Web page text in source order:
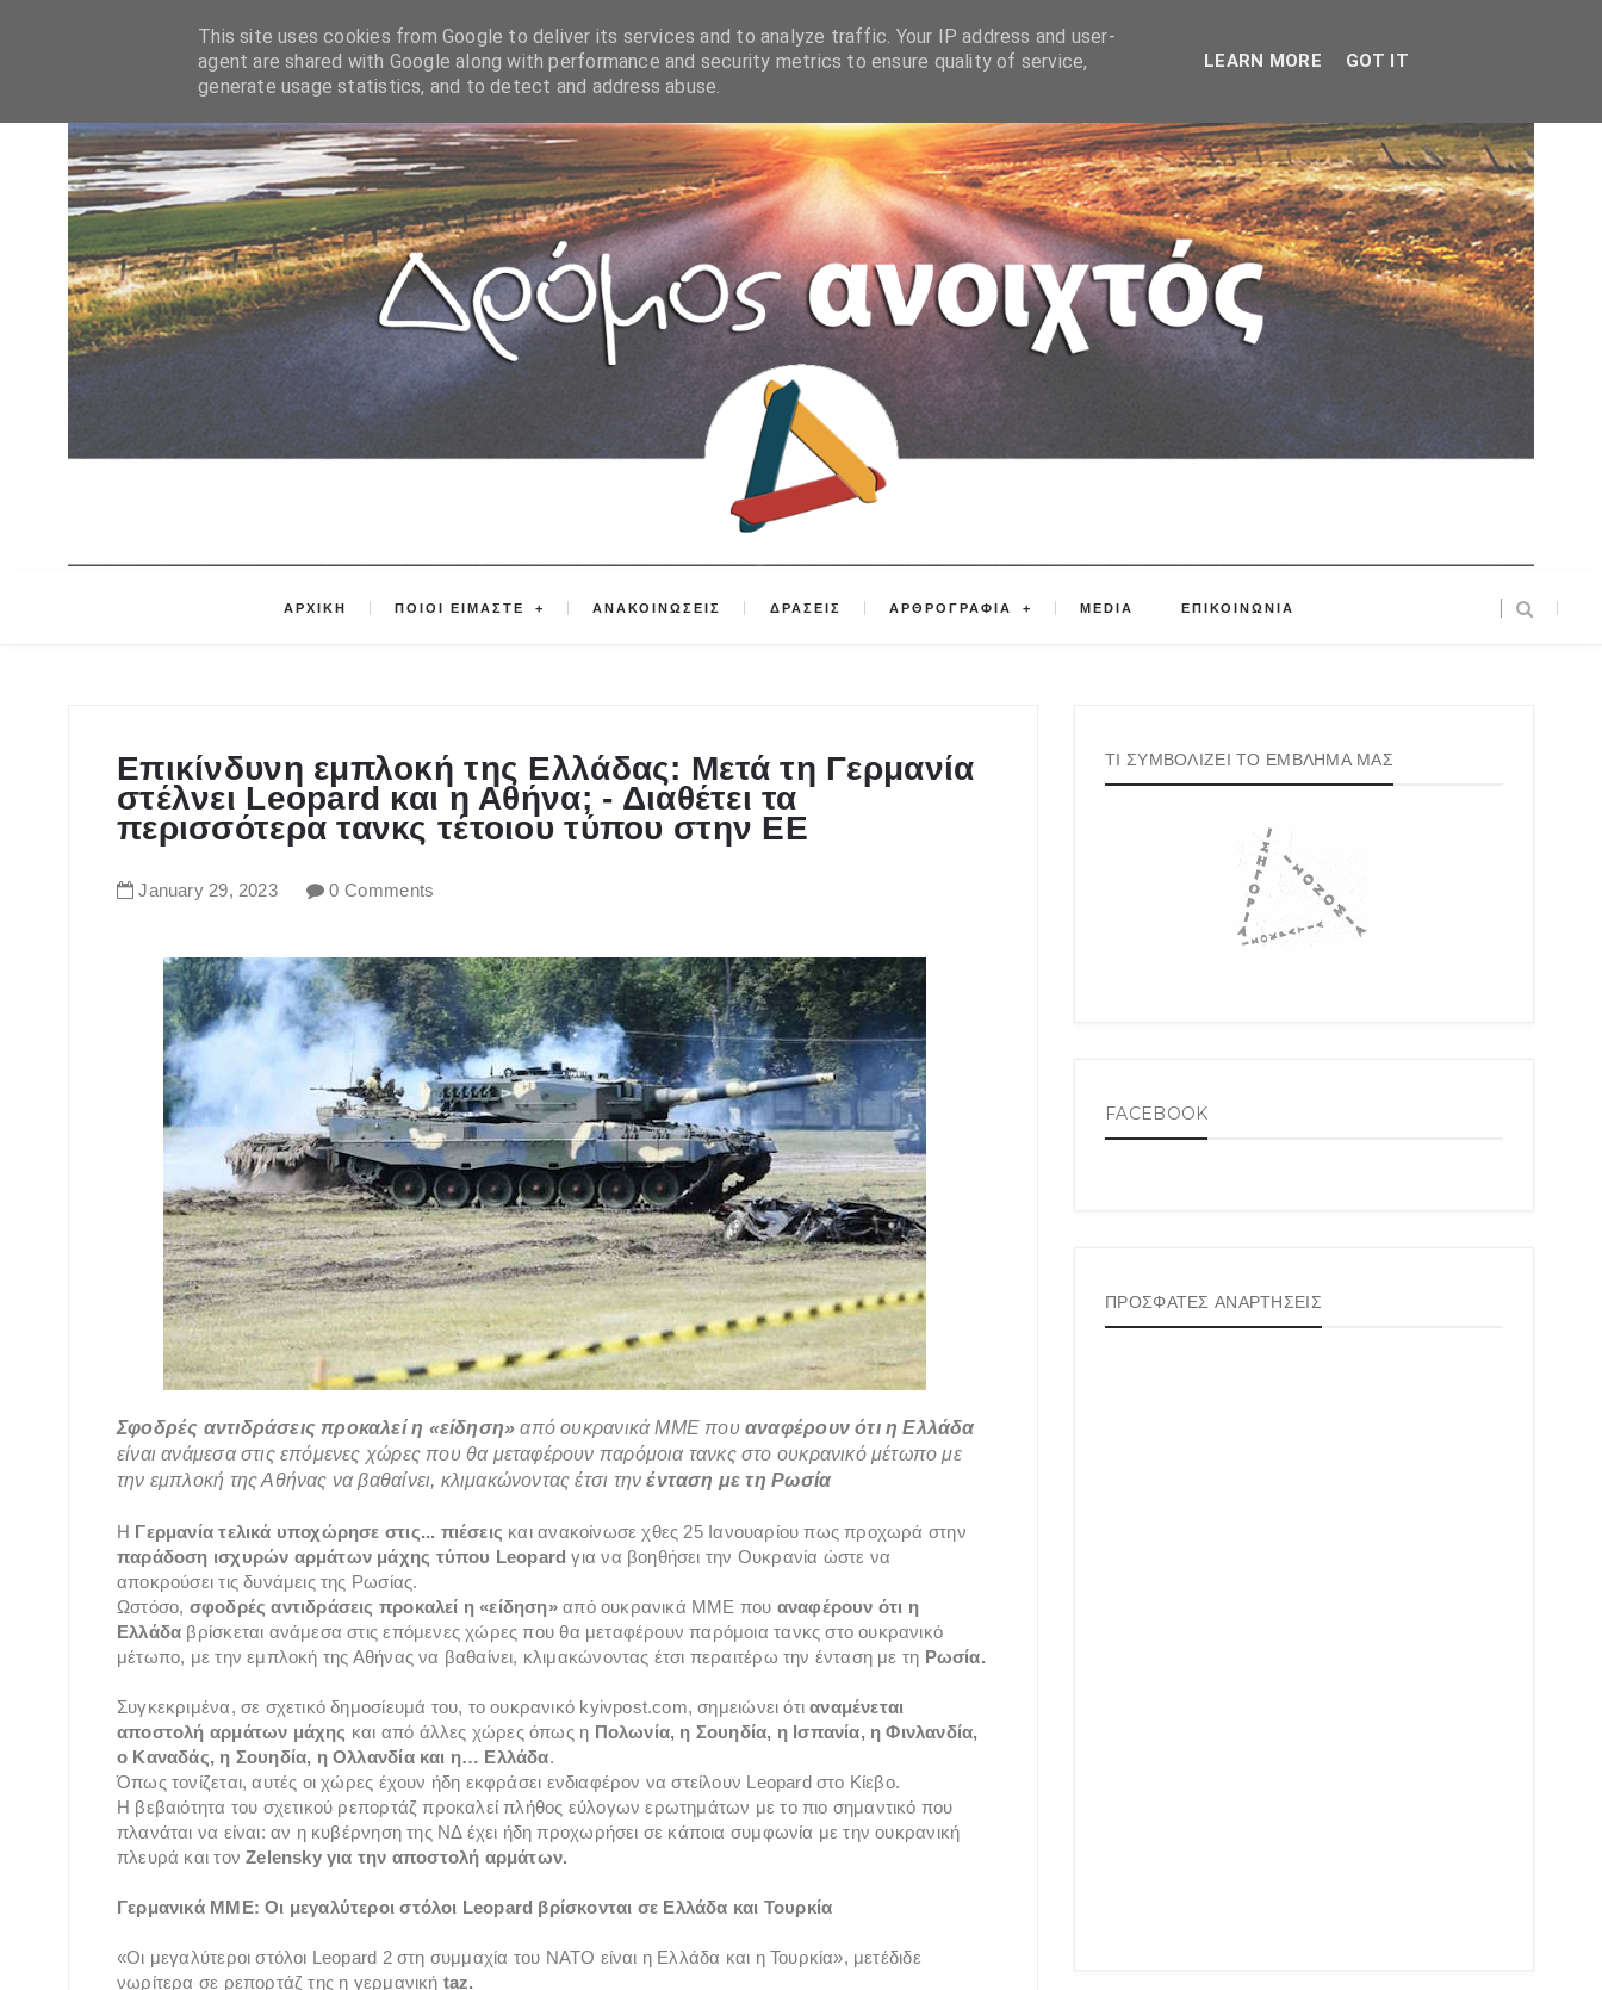
ΑΡΧΙΚΗ ΠΟΙΟΙ ΕΙΜΑΣΤΕ ΑΝΑΚΟΙΝΩΣΕΙΣ ΔΡΑΣΕΙΣ ΑΡΘΡΟΓΡΑΦΙΑ MEDIA ΕΠΙΚΟΙΝΩΝΙΑ
Επικίνδυνη εμπλοκή της Ελλάδας: Μετά τη Γερμανία
στέλνει Leopard και η Αθήνα; - Διαθέτει τα
περισσότερα τανκς τέτοιου τύπου στην ΕΕ
January 29, 2023 0 Comments
Σφοδρές αντιδράσεις προκαλεί η «είδηση» από ουκρανικά ΜΜΕ πουαναφέρουν ότι η Ελλάδα
είναι ανάμεσα στις επόμενες χώρες που θα μεταφέρουν παρόμοια τανκς στο ουκρανικό μέτωπο με
την εμπλοκή της Αθήνας να βαθαίνει, κλιμακώνοντας έτσι τηνένταση με τη Ρωσία
Η Γερμανία τελικά υποχώρησε στις... πιέσεις και ανακοίνωσε χθες 25 Ιανουαρίου πως προχωρά στην
παράδοση ισχυρών αρμάτων μάχης τύπου Leopard για να βοηθήσει την Ουκρανία ώστε να
αποκρούσει τις δυνάμεις της Ρωσίας.
Ωστόσο, σφοδρές αντιδράσεις προκαλεί η «είδηση»από ουκρανικά ΜΜΕ που αναφέρουν ότι η
Ελλάδα βρίσκεται ανάμεσα στις επόμενες χώρες που θα μεταφέρουν παρόμοια τανκς στο ουκρανικό
μέτωπο, με την εμπλοκή της Αθήνας να βαθαίνει, κλιμακώνοντας έτσι περαιτέρω την ένταση με τη Ρωσία.
Συγκεκριμένα, σε σχετικό δημοσίευμά του, το ουκρανικό kyivpost.com, σημειώνει ότι αναμένεται
αποστολή αρμάτων μάχης και από άλλες χώρες όπως η Πολωνία, η Σουηδία, η Ισπανία, η Φινλανδία,
ο Καναδάς, η Σουηδία, η Ολλανδία και η… Ελλάδα.
Όπως τονίζεται, αυτές οι χώρες έχουν ήδη εκφράσει ενδιαφέρον να στείλουν Leopard στο Κίεβο.
Η βεβαιότητα του σχετικού ρεπορτάζ προκαλεί πλήθος εύλογων ερωτημάτων με το πιο σημαντικό που
πλανάται να είναι: αν η κυβέρνηση της ΝΔ έχει ήδη προχωρήσει σε κάποια συμφωνία με την ουκρανική
πλευρά και τονZelensky για την αποστολή αρμάτων.
Γερμανικά ΜΜΕ: Οι μεγαλύτεροι στόλοι Leopard βρίσκονται σε Ελλάδα και Τουρκία
«Οι μεγαλύτεροι στόλοι Leopard 2 στη συμμαχία του ΝΑΤΟ είναι η Ελλάδα και η Τουρκία», μετέδιδε
νωρίτερα σε ρεπορτάζ της η γερμανική taz.
ΤΙ ΣΥΜΒΟΛΙΖΕΙ ΤΟ ΕΜΒΛΗΜΑ ΜΑΣ
FACEBOOK
ΠΡΟΣΦΑΤΕΣ ΑΝΑΡΤΗΣΕΙΣ
This site uses cookies from Google to deliver its services and to analyze traffic. Your IP address and user-
agent are shared with Google along with performance and security metrics to ensure quality of service,
generate usage statistics, and to detect and address abuse.
LEARN MORE GOT IT